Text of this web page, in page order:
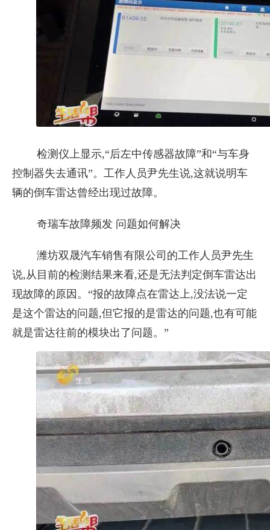
检测仪上显示,“后左中传感器故障”和“与车身
控制器失去通讯”。工作人员尹先生说,这就说明车
辆的倒车雷达曾经出现过故障。
奇瑞车故障频发 问题如何解决
潍坊双晟汽车销售有限公司的工作人员尹先生
说,从目前的检测结果来看,还是无法判定倒车雷达出
现故障的原因。“报的故障点在雷达上,没法说一定
是这个雷达的问题,但它报的是雷达的问题,也有可能
就是雷达往前的模块出了问题。”